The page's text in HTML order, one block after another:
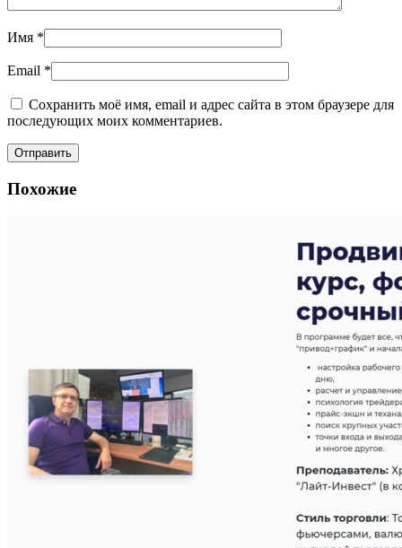
Имя *
Email *
Сохранить моё имя, email и адрес сайта в этом браузере для
последующих моих комментариев.
Похожие